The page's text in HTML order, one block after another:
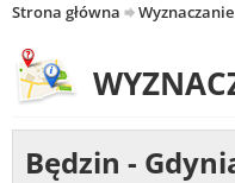
Strona główna
Będzin -